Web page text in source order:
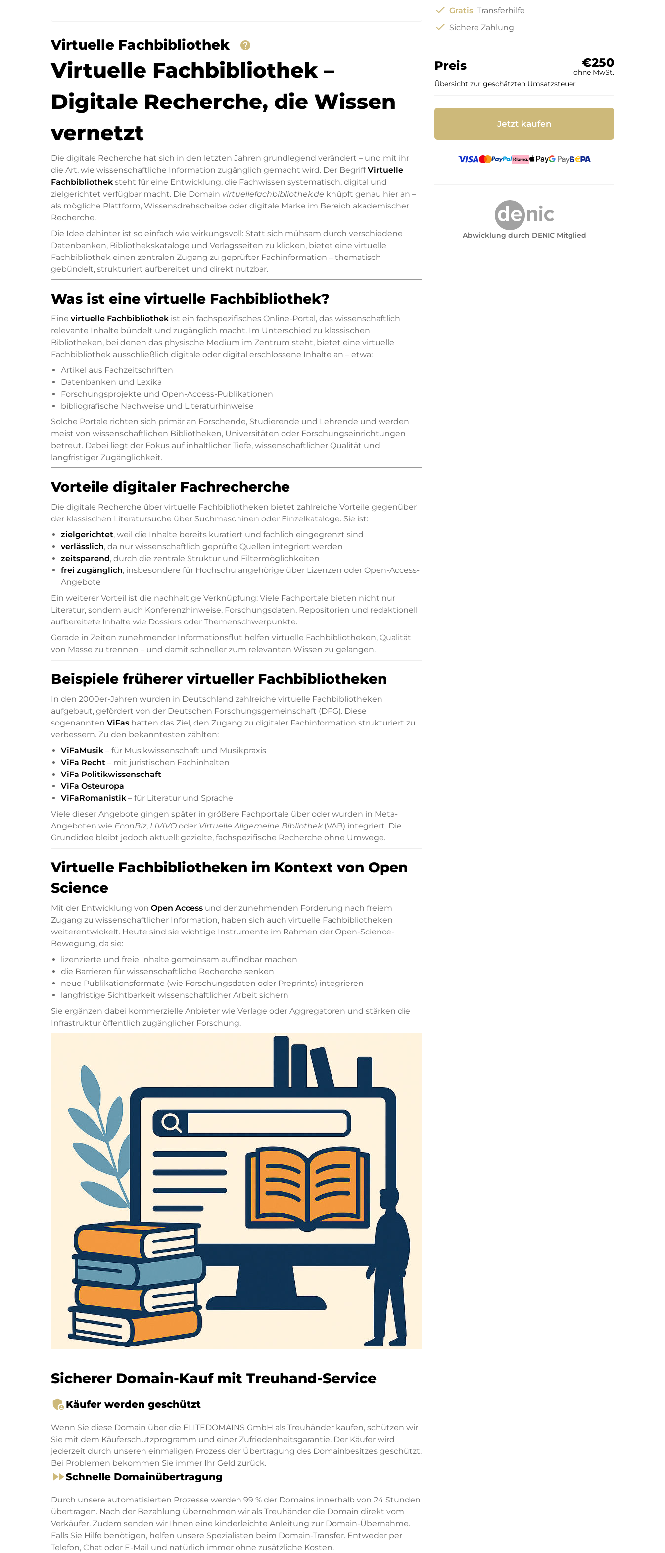
check Gratis Transferhilfe
check Sichere Zahlung
Preis €250
ohne MwSt.
Übersicht zur geschätzten Umsatzsteuer
Jetzt kaufen
Abwicklung durch DENIC Mitglied
Virtuelle Fachbibliothek help
Virtuelle Fachbibliothek –
Digitale Recherche, die Wissen
vernetzt
Die digitale Recherche hat sich in den letzten Jahren grundlegend verändert – und mit ihr
die Art, wie wissenschaftliche Information zugänglich gemacht wird. Der BegriffVirtuelle
Fachbibliothek steht für eine Entwicklung, die Fachwissen systematisch, digital und
zielgerichtet verfügbar macht. Die Domain virtuellefachbibliothek.de knüpft genau hier an –
als mögliche Plattform, Wissensdrehscheibe oder digitale Marke im Bereich akademischer
Recherche.
Die Idee dahinter ist so einfach wie wirkungsvoll: Statt sich mühsam durch verschiedene
Datenbanken, Bibliothekskataloge und Verlagsseiten zu klicken, bietet eine virtuelle
Fachbibliothek einen zentralen Zugang zu geprüfter Fachinformation – thematisch
gebündelt, strukturiert aufbereitet und direkt nutzbar.
Was ist eine virtuelle Fachbibliothek?
Eine virtuelle Fachbibliothek ist ein fachspezifisches Online-Portal, das wissenschaftlich
relevante Inhalte bündelt und zugänglich macht. Im Unterschied zu klassischen
Bibliotheken, bei denen das physische Medium im Zentrum steht, bietet eine virtuelle
Fachbibliothek ausschließlich digitale oder digital erschlossene Inhalte an – etwa:
Artikel aus Fachzeitschriften
Datenbanken und Lexika
Forschungsprojekte und Open-Access-Publikationen
bibliografische Nachweise und Literaturhinweise
Solche Portale richten sich primär an Forschende, Studierende und Lehrende und werden
meist von wissenschaftlichen Bibliotheken, Universitäten oder Forschungseinrichtungen
betreut. Dabei liegt der Fokus auf inhaltlicher Tiefe, wissenschaftlicher Qualität und
langfristiger Zugänglichkeit.
Vorteile digitaler Fachrecherche
Die digitale Recherche über virtuelle Fachbibliotheken bietet zahlreiche Vorteile gegenüber
der klassischen Literatursuche über Suchmaschinen oder Einzelkataloge. Sie ist:
zielgerichtet, weil die Inhalte bereits kuratiert und fachlich eingegrenzt sind
verlässlich, da nur wissenschaftlich geprüfte Quellen integriert werden
zeitsparend, durch die zentrale Struktur und Filtermöglichkeiten
frei zugänglich, insbesondere für Hochschulangehörige über Lizenzen oder Open-Access-
Angebote
Ein weiterer Vorteil ist die nachhaltige Verknüpfung: Viele Fachportale bieten nicht nur
Literatur, sondern auch Konferenzhinweise, Forschungsdaten, Repositorien und redaktionell
aufbereitete Inhalte wie Dossiers oder Themenschwerpunkte.
Gerade in Zeiten zunehmender Informationsflut helfen virtuelle Fachbibliotheken, Qualität
von Masse zu trennen – und damit schneller zum relevanten Wissen zu gelangen.
Beispiele früherer virtueller Fachbibliotheken
In den 2000er-Jahren wurden in Deutschland zahlreiche virtuelle Fachbibliotheken
aufgebaut, gefördert von der Deutschen Forschungsgemeinschaft (DFG). Diese
sogenannten ViFas hatten das Ziel, den Zugang zu digitaler Fachinformation strukturiert zu
verbessern. Zu den bekanntesten zählten:
ViFaMusik – für Musikwissenschaft und Musikpraxis
ViFa Recht – mit juristischen Fachinhalten
ViFa Politikwissenschaft
ViFa Osteuropa
ViFaRomanistik – für Literatur und Sprache
Viele dieser Angebote gingen später in größere Fachportale über oder wurden in Meta-
Angeboten wie EconBiz, LIVIVO oder Virtuelle Allgemeine Bibliothek(VAB) integriert. Die
Grundidee bleibt jedoch aktuell: gezielte, fachspezifische Recherche ohne Umwege.
Virtuelle Fachbibliotheken im Kontext von Open
Science
Mit der Entwicklung von Open Access und der zunehmenden Forderung nach freiem
Zugang zu wissenschaftlicher Information, haben sich auch virtuelle Fachbibliotheken
weiterentwickelt. Heute sind sie wichtige Instrumente im Rahmen der Open-Science-
Bewegung, da sie:
lizenzierte und freie Inhalte gemeinsam auffindbar machen
die Barrieren für wissenschaftliche Recherche senken
neue Publikationsformate (wie Forschungsdaten oder Preprints) integrieren
langfristige Sichtbarkeit wissenschaftlicher Arbeit sichern
Sie ergänzen dabei kommerzielle Anbieter wie Verlage oder Aggregatoren und stärken die
Infrastruktur öffentlich zugänglicher Forschung.
Sicherer Domain-Kauf mit Treuhand-Service
admin_panel_settingsKäufer werden geschützt
Wenn Sie diese Domain über die ELITEDOMAINS GmbH als Treuhänder kaufen, schützen wir
Sie mit dem Käuferschutzprogramm und einer Zufriedenheitsgarantie. Der Käufer wird
jederzeit durch unseren einmaligen Prozess der Übertragung des Domainbesitzes geschützt.
Bei Problemen bekommen Sie immer Ihr Geld zurück.
fast_forwardSchnelle Domainübertragung
Durch unsere automatisierten Prozesse werden 99 % der Domains innerhalb von 24 Stunden
übertragen. Nach der Bezahlung übernehmen wir als Treuhänder die Domain direkt vom
Verkäufer. Zudem senden wir Ihnen eine kinderleichte Anleitung zur Domain-Übernahme.
Falls Sie Hilfe benötigen, helfen unsere Spezialisten beim Domain-Transfer. Entweder per
Telefon, Chat oder E-Mail und natürlich immer ohne zusätzliche Kosten.